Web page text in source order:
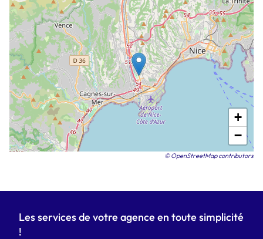
+
−
© OpenStreetMap contributors
Les services de votre agence en toute simplicité
!